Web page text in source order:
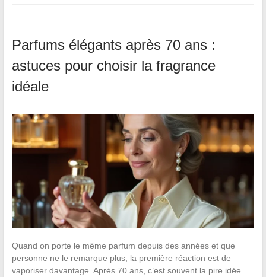
Parfums élégants après 70 ans :
astuces pour choisir la fragrance
idéale
Quand on porte le même parfum depuis des années et que
personne ne le remarque plus, la première réaction est de
vaporiser davantage. Après 70 ans, c’est souvent la pire idée.